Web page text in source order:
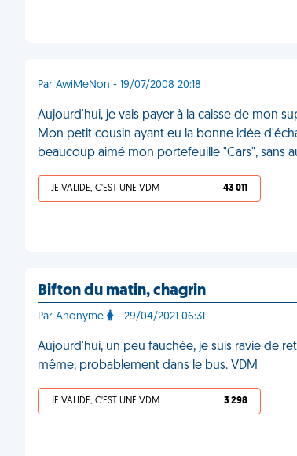
Par AwiMeNon - 19/07/2008 20:18
Aujourd'hui, je vais payer à la caisse de mon
Mon petit cousin ayant eu la bonne idée
beaucoup aimé mon portefeuille "Cars", sans
JE VALIDE, C'EST UNE VDM 43 011
Bifton du matin, chagrin
Par Anonyme - 29/04/2021 06:31
Aujourd'hui, un peu fauchée, je suis ravie de
même, probablement dans le bus. VDM
JE VALIDE, C'EST UNE VDM 3 298